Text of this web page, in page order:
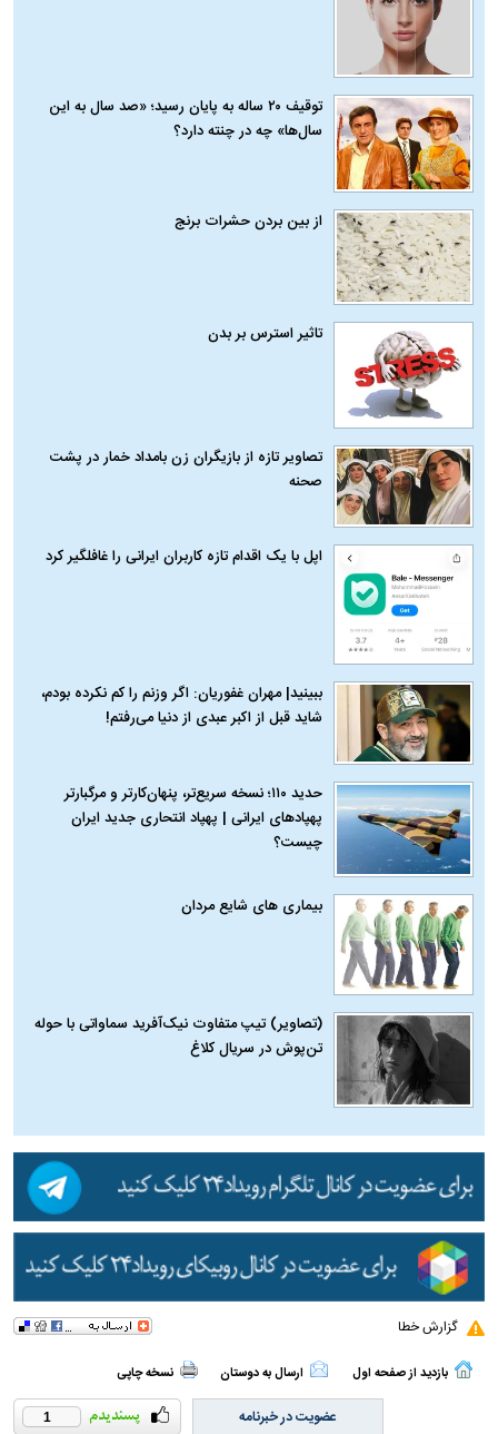
توقیف ۲۰ ساله به پایان رسید؛ «صد سال به این
سال‌ها» چه در چنته دارد؟
از بین بردن حشرات برنج
تاثیر استرس بر بدن
تصاویر تازه از بازیگران زن بامداد خمار در پشت
صحنه
اپل با یک اقدام تازه کاربران ایرانی را غافلگیر کرد
ببینید| مهران غفوریان: اگر وزنم را کم نکرده بودم،
شاید قبل از اکبر عبدی از دنیا می‌رفتم!
حدید ۱۱۰؛ نسخه سریع‌تر، پنهان‌کارتر و مرگبارتر
پهپادهای ایرانی | پهپاد انتحاری جدید ایران
چیست؟
بیماری‌ های شایع مردان
(تصاویر) تیپ متفاوت نیک‌آفرید سماواتی با حوله
تن‌پوش در سریال کلاغ
گزارش خطا
بازدید از صفحه اول ارسال به دوستان نسخه چاپی
1 عضویت در خبرنامه